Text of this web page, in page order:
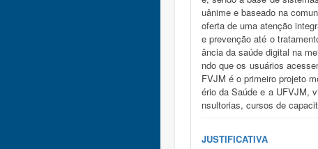
uânime e baseado na
oferta de uma atenção
e prevenção até o
ância da saúde digital na
ndo que os usuários
FVJM é o primeiro projeto
ério da Saúde e a UFVJM,
nsultorias, cursos de
JUSTIFICATIVA